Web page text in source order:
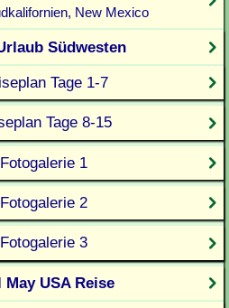
New Mexico
Südwesten
Tage 1-7
Tage 8-15
Fotogalerie 1
Fotogalerie 2
Fotogalerie 3
May USA Reise